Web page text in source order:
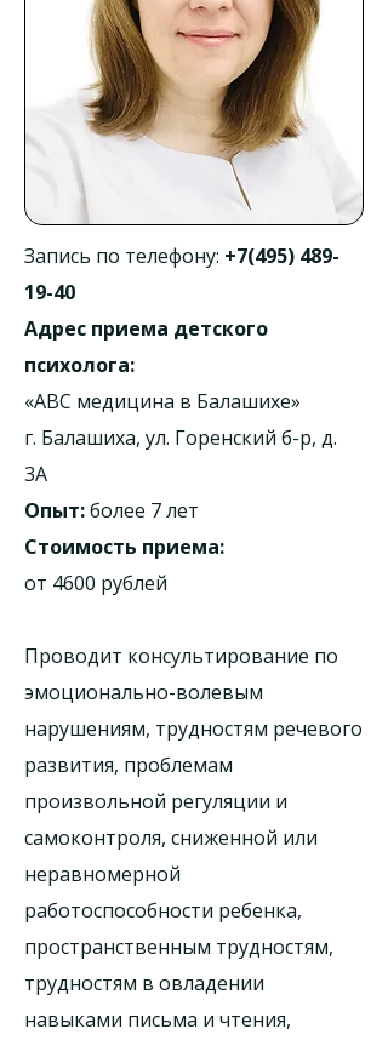
Запись по телефону: +7(495) 489-
19-40
Адрес приема детского
психолога:
«АВС медицина в Балашихе»
г. Балашиха, ул. Горенский б-р, д.
3А
Опыт:более 7 лет
Стоимость приема:
от 4600 рублей
Проводит консультирование по
эмоционально-волевым
нарушениям, трудностям речевого
развития, проблемам
произвольной регуляции и
самоконтроля, сниженной или
неравномерной
работоспособности ребенка,
пространственным трудностям,
трудностям в овладении
навыками письма и чтения,